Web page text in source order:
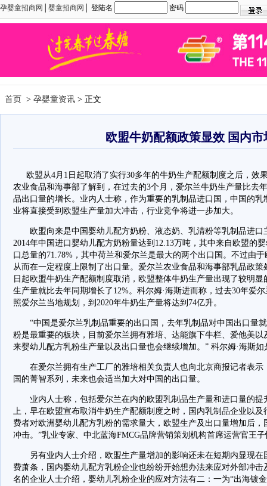
孕婴童招商网 婴童招商网 │ 登陆名 密码
首页 > 孕婴童资讯 > 正文
欧盟牛奶配额政策显效 国内市
欧盟从4月1日起取消了实行30多年的牛奶生产配额制度之后，效
农业食品和海事部了解到，在过去的3个月，爱尔兰牛奶生产量比去
品出口量的增长。业内人士称，作为重要的乳制品进口国，中国的
业将直接受到欧盟生产量加大冲击，行业竞争将进一步加大。
欧盟向来是中国婴幼儿配方奶粉、液态奶、乳清粉等乳制品进口
2014年中国进口婴幼儿配方奶粉量达到12.13万吨，其中来自欧盟的
口总量的71.78%，其中荷兰和爱尔兰是最大的两个出口国。不过由
从而在一定程度上限制了出口量。爱尔兰农业食品和海事部乳品政策
日起欧盟牛奶生产配额制度取消，欧盟整体牛奶生产量出现了较明
生产量就比去年同期增长了12%。科尔姆·海斯进而称，过去30年爱
照爱尔兰当地规划，到2020年牛奶生产量将达到74亿升。
“中国是爱尔兰乳制品重要的出口国，去年乳制品对中国出口量就
粉是最重要的板块，目前爱尔兰拥有雅培、达能旗下牛栏、爱他美
来婴幼儿配方乳粉生产量以及出口量也会继续增加。” 科尔姆·海斯如
在爱尔兰拥有生产工厂的雅培相关负责人也向北京商报记者表示
国的菁智系列，未来也会适当加大对中国的出口量。
业内人士称，包括爱尔兰在内的欧盟乳制品生产量和进口量的提
上，早在欧盟宣布取消牛奶生产配额制度之时，国内乳制品企业以
费者对欧洲婴幼儿配方乳粉的需求量大，欧盟生产及出口量增加后
冲击。”乳业专家、中北蓝海FMCG品牌营销策划机构首席运营官王
另有业内人士介绍，欧盟生产量增加的影响还未在短期内显现在
费萧条，国内婴幼儿配方乳粉企业也纷纷开始想办法来应对外部冲
名的企业人士介绍，婴幼儿乳粉企业的应对方法有二：一为“出海镀